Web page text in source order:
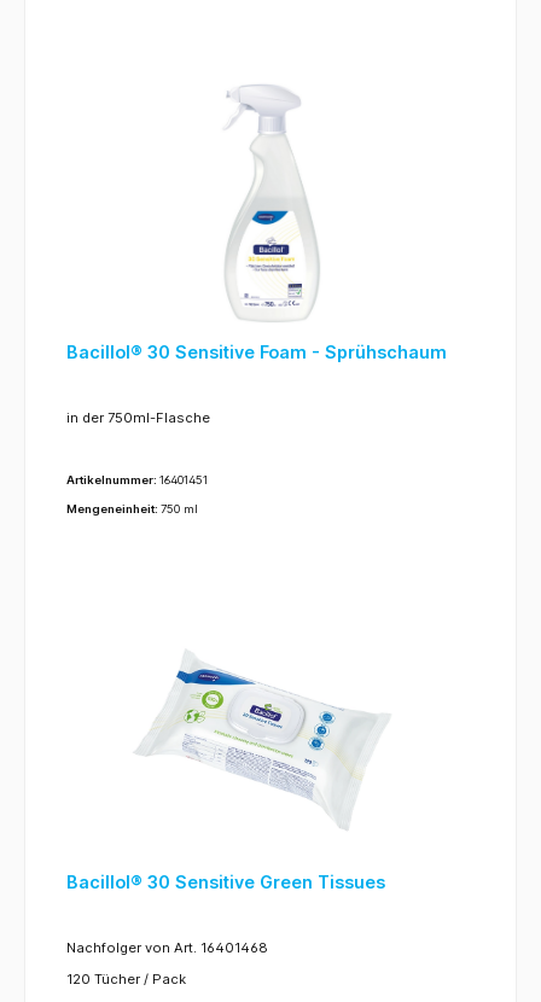
Bacillol® 30 Sensitive Foam - Sprühschaum
in der 750ml-Flasche
Artikelnummer: 16401451
Mengeneinheit: 750 ml
Bacillol® 30 Sensitive Green Tissues
Nachfolger von Art. 16401468
120 Tücher / Pack